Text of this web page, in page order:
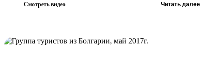
Смотреть видео Читать далее